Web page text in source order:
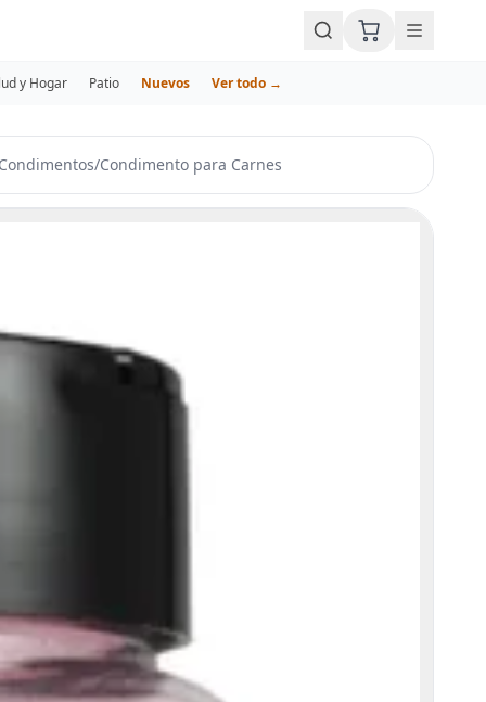
y Hogar Patio Nuevos Ver todo →
/Condimento para Carnes